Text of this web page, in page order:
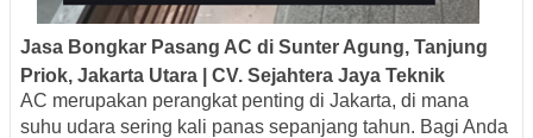
Jasa Bongkar Pasang AC di Sunter Agung, Tanjung
Priok, Jakarta Utara | CV. Sejahtera Jaya Teknik
AC merupakan perangkat penting di Jakarta, di mana
suhu udara sering kali panas sepanjang tahun. Bagi Anda